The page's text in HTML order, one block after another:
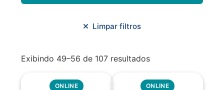
Planejamento Urbano/Mobilidade
Limpar filtros
Exibindo 49–56 de 107 resultados
ONLINE ONLINE